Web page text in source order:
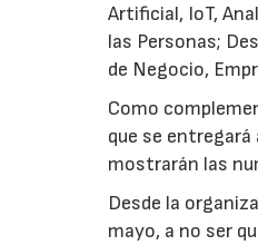
Artificial, IoT,
las Personas;
de Negocio,
Como
que se
mostrarán las
Desde la
mayo, a no ser